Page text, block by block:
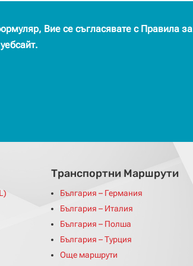
Вие се съгласявате с Правила за
Tранспортни Mаршрути
България – Германия
България – Италия
България – Полша
България – Турция
Още маршрути